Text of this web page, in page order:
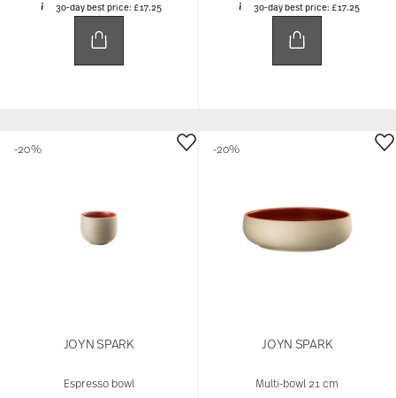
30-day best price: £17.25 30-day best price:£17.25
JOYN SPARK
Espresso bowl
-20%
JOYN SPARK
Multi-bowl 21 cm
-20%